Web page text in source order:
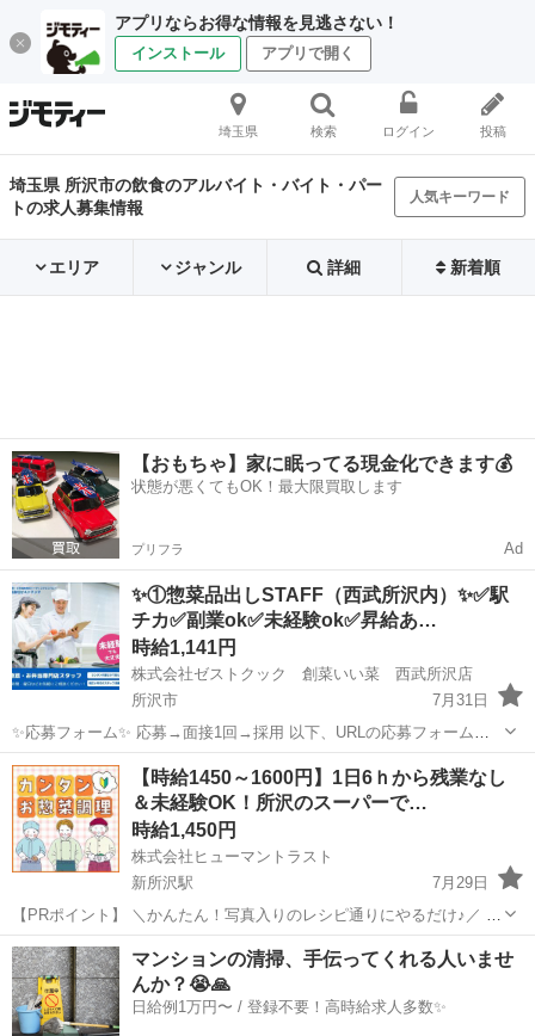
アプリならお得な情報を見逃さない！
インストール アプリで開く
埼玉県 検索 ログイン 投稿
埼玉県 所沢市の飲食のアルバイト・バイト・パー
トの求人募集情報
人気キーワード
エリア ジャンル 詳細 新着順
【おもちゃ】家に眠ってる現金化できます💰
状態が悪くてもOK！最大限買取します
プリフラ Ad
✨①惣菜品出しSTAFF（西武所沢内）✨✅駅
チカ✅副業ok✅未経験ok✅昇給あ…
時給1,141円
株式会社ゼストクック 創菜いい菜 西武所沢店
所沢市
7月31日
✨応募フォーム✨ 応募→面接1回→採用 以下、URLの応募フォームも
しくは 電話にて「求人応募希望」の旨、お問い合わせください。
https://forms.office.com/r/tN77Q2KVm1 ...
埼玉 所沢市 キッチン スタッフ
【時給1450～1600円】1日6ｈから残業なし
＆未経験OK！所沢のスーパーで…
時給1,450円
株式会社ヒューマントラスト
新所沢駅
7月29日
【PRポイント】 ＼かんたん！写真入りのレシピ通りにやるだけ♪／ ◆
お好きな曜日・時間を選べる！ ◆60代以上も活躍中！残業ナシ＆時短
OKで働きやすい◎ 【仕事内容】 ＼スーパーでのお惣菜調理スタッフ
／ ...
埼玉 所沢市 キッチン
マンションの清掃、手伝ってくれる人いませ
んか？😭🙏
日給例1万円〜 / 登録不要！高時給求人多数✨